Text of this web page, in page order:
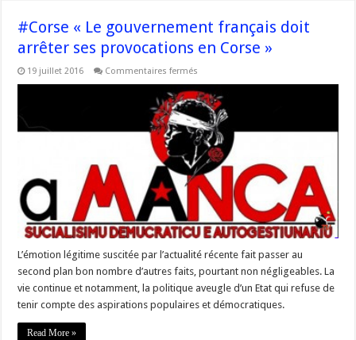
#Corse « Le gouvernement français doit
arrêter ses provocations en Corse »
19 juillet 2016 Commentaires fermés
« Le
gouvernement
français
doit
arrêter
ses
provocations
en
Corse »
L’émotion légitime suscitée par l’actualité récente fait passer au
second plan bon nombre d’autres faits, pourtant non négligeables. La
vie continue et notamment, la politique aveugle d’un Etat qui refuse de
tenir compte des aspirations populaires et démocratiques.
Read More »